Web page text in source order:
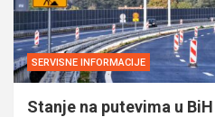
SERVISNE INFORMACIJE
Stanje na putevima u